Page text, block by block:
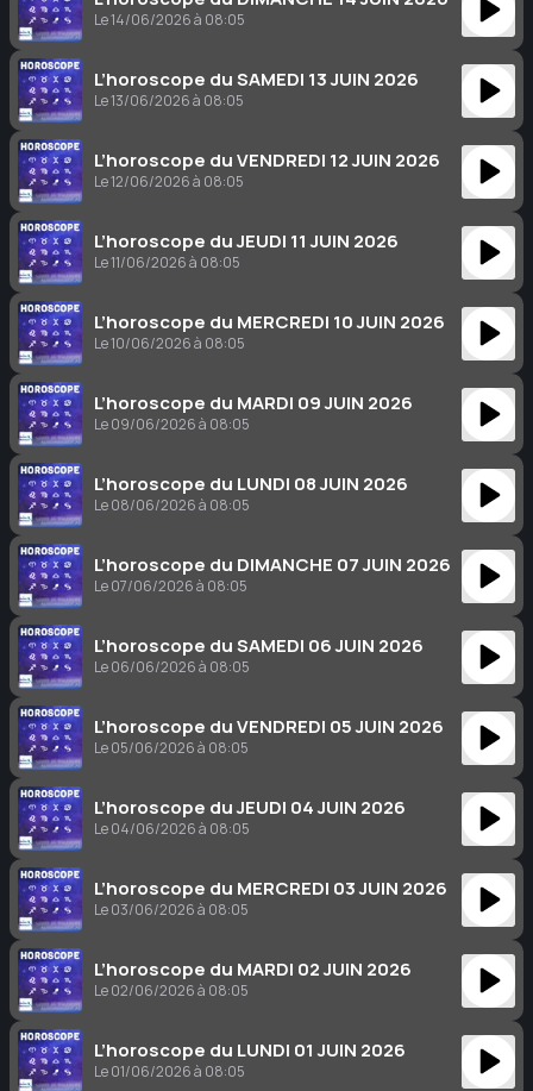
Le 14/06/2026 à 08:05
L’horoscope du SAMEDI 13 JUIN 2026
Le 13/06/2026 à 08:05
L’horoscope du VENDREDI 12 JUIN 2026
Le 12/06/2026 à 08:05
L’horoscope du JEUDI 11 JUIN 2026
Le 11/06/2026 à 08:05
L’horoscope du MERCREDI 10 JUIN 2026
Le 10/06/2026 à 08:05
L’horoscope du MARDI 09 JUIN 2026
Le 09/06/2026 à 08:05
L’horoscope du LUNDI 08 JUIN 2026
Le 08/06/2026 à 08:05
L’horoscope du DIMANCHE 07 JUIN 2026
Le 07/06/2026 à 08:05
L’horoscope du SAMEDI 06 JUIN 2026
Le 06/06/2026 à 08:05
L’horoscope du VENDREDI 05 JUIN 2026
Le 05/06/2026 à 08:05
L’horoscope du JEUDI 04 JUIN 2026
Le 04/06/2026 à 08:05
L’horoscope du MERCREDI 03 JUIN 2026
Le 03/06/2026 à 08:05
L’horoscope du MARDI 02 JUIN 2026
Le 02/06/2026 à 08:05
L’horoscope du LUNDI 01 JUIN 2026
Le 01/06/2026 à 08:05